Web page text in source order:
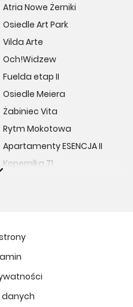
z naszą ofertą i
PROGRESS. Skontaktuj
Atria Nowe Żerniki
Osiedle Art Park
Vilda Arte
Och!Widzew
Fuelda etap II
Osiedle Meiera
Żabiniec Vita
Rytm Mokotowa
Apartamenty ESENCJA II
Kopernika 71
Niedziałkowskiego Park
Atrium - Nowy Szczepin
danych